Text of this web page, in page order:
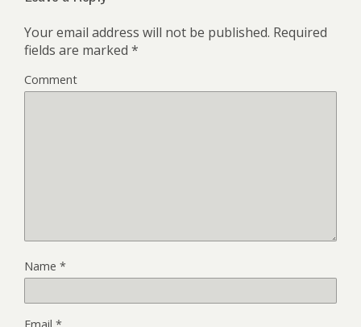
Your email address will not be published. Required
fields are marked *
Comment
Name *